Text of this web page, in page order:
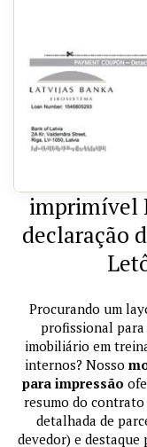
imprimível
declaração
Procurando um
profissional
imobiliário em
internos? Nosso
para impressão
resumo do
detalhada de
devedor) e